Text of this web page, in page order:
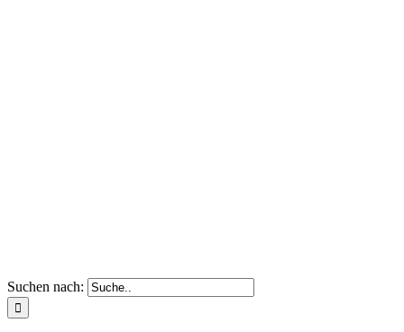
Suchen nach: